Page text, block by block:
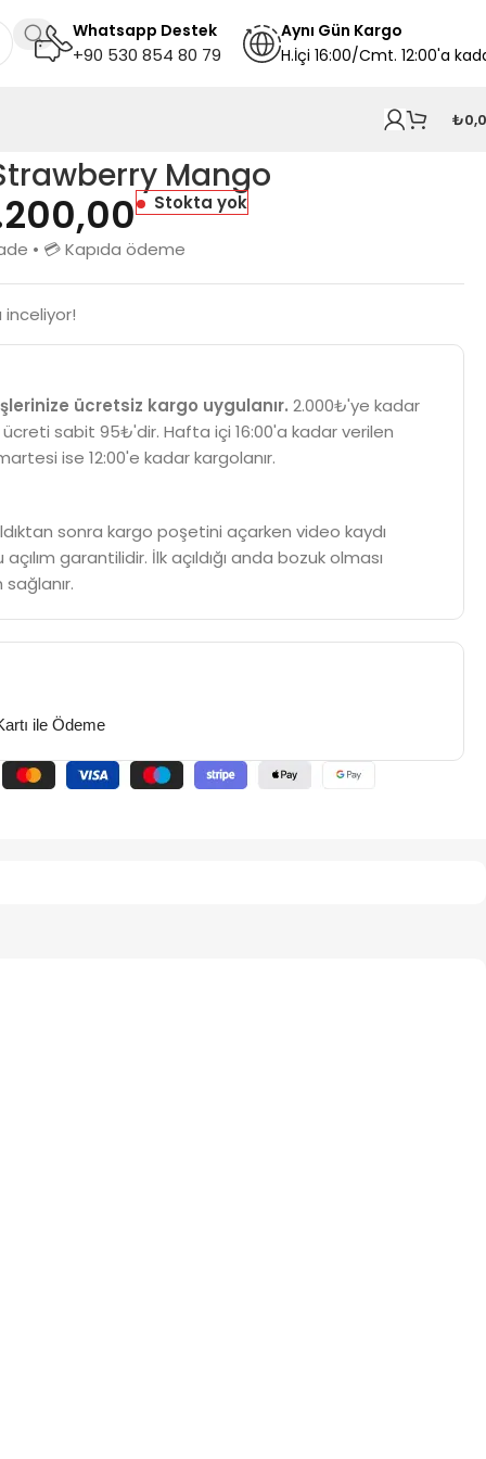
Whatsapp Destek
+90 530 854 80 79
Aynı Gün Kargo
H.İçi 16:00/Cmt. 12:00'a
₺
Mango
Stokta yok
• 💳 Kapıda ödeme
inceliyor!
ücretsiz kargo uygulanır. 2.000₺'ye kadar
sabit 95₺'dir. Hafta içi 16:00'a kadar verilen
ise 12:00'e kadar kargolanır.
sonra kargo poşetini açarken video kaydı
garantilidir. İlk açıldığı anda bozuk olması
ile Ödeme